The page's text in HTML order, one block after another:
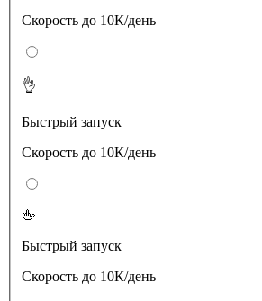
Скорость до 10К/день
👌
Быстрый запуск
Скорость до 10К/день
🖕
Быстрый запуск
Скорость до 10К/день